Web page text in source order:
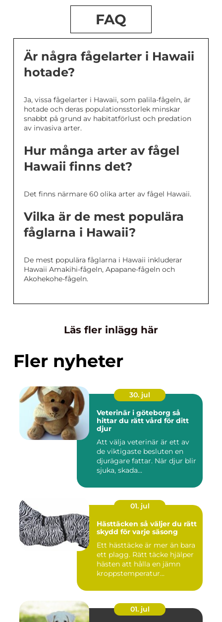
FAQ
Är några fågelarter i Hawaii
hotade?
Ja, vissa fågelarter i Hawaii, som palila-fågeln, är
hotade och deras populationsstorlek minskar
snabbt på grund av habitatförlust och predation
av invasiva arter.
Hur många arter av fågel
Hawaii finns det?
Det finns närmare 60 olika arter av fågel Hawaii.
Vilka är de mest populära
fåglarna i Hawaii?
De mest populära fåglarna i Hawaii inkluderar
Hawaii Amakihi-fågeln, Apapane-fågeln och
Akohekohe-fågeln.
Läs fler inlägg här
Fler nyheter
30. jul
Veterinär i göteborg så
hittar du rätt vård för ditt
djur
Att välja veterinär är ett av
de viktigaste besluten en
djurägare fattar. När djur blir
sjuka, skada...
01. jul
Hästtäcken så väljer du rätt
skydd för varje säsong
Ett hästtäcke är mer än bara
ett plagg. Rätt täcke hjälper
hästen att hålla en jämn
kroppstemperatur...
01. jul